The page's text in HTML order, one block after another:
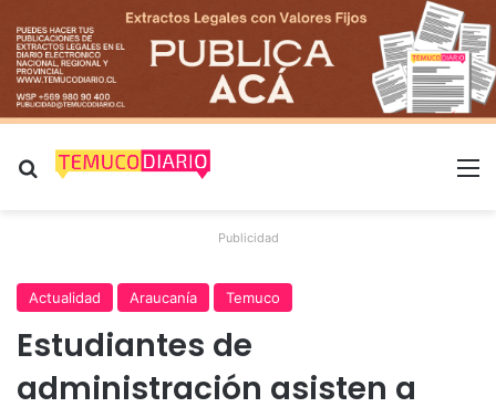
Buscar por
Publicidad
Actualidad Araucanía Temuco
Estudiantes de
administración asisten a